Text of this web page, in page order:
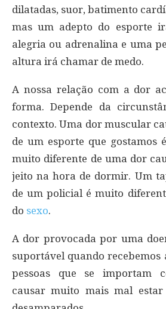
dilatadas, suor, batimento
mas um adepto do esporte
alegria ou adrenalina e uma
altura irá chamar de medo.
A nossa relação com a dor
forma. Depende da
contexto. Uma dor muscular
de um esporte que gostamos
muito diferente de uma dor
jeito na hora de dormir. Um
de um policial é muito
do sexo.
A dor provocada por uma
suportável quando recebemos
pessoas que se importam
causar muito mais mal